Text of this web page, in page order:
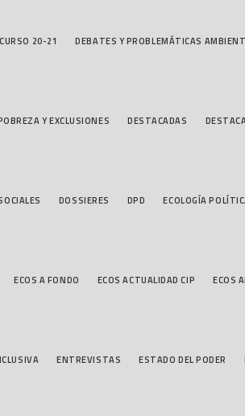
CURSO 20-21 DEBATES Y PROBLEMÁTICAS
Y EXCLUSIONES DESTACADAS
DOSSIERES DPD ECOLOGÍA
ECOS A FONDO ECOS ACTUALIDAD CIP ECOS
ENTREVISTAS ESTADO DEL PODER